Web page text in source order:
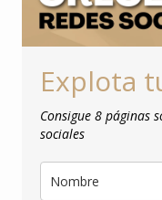
Explota
Consigue 8 páginas
sociales